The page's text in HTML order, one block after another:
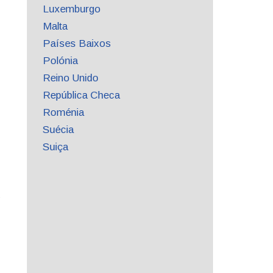
Luxemburgo
Malta
Países Baixos
Polónia
Reino Unido
República Checa
Roménia
Suécia
Suiça